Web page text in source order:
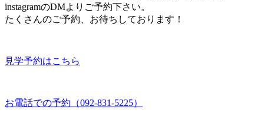
instagramのDMよりご予約下さい。
たくさんのご予約、お待ちしております！
見学予約はこちら
お電話での予約（092-831-5225）